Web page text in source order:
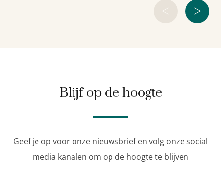
< >
Blijf op de hoogte
Geef je op voor onze nieuwsbrief en volg onze social
media kanalen om op de hoogte te blijven